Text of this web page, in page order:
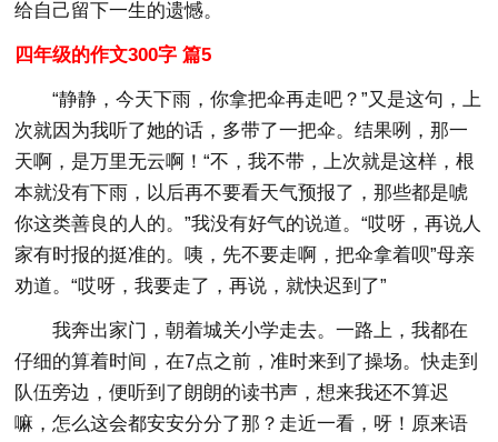
给自己留下一生的遗憾。
四年级的作文300字 篇5
“静静，今天下雨，你拿把伞再走吧？”又是这句，上
次就因为我听了她的话，多带了一把伞。结果咧，那一
天啊，是万里无云啊！“不，我不带，上次就是这样，根
本就没有下雨，以后再不要看天气预报了，那些都是唬
你这类善良的人的。”我没有好气的说道。“哎呀，再说人
家有时报的挺准的。咦，先不要走啊，把伞拿着呗”母亲
劝道。“哎呀，我要走了，再说，就快迟到了”
我奔出家门，朝着城关小学走去。一路上，我都在
仔细的算着时间，在7点之前，准时来到了操场。快走到
队伍旁边，便听到了朗朗的读书声，想来我还不算迟
嘛，怎么这会都安安分分了那？走近一看，呀！原来语